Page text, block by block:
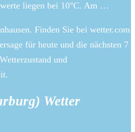
liegen bei 10°C. Am …
Finden Sie bei wetter.com
für heute und die nächsten 7
und
Wetter